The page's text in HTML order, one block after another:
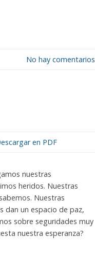
No hay comentarios
en PDF
nuestras
heridos. Nuestras
Nuestras
dan un espacio de paz,
sobre seguridades muy
nuestra esperanza?